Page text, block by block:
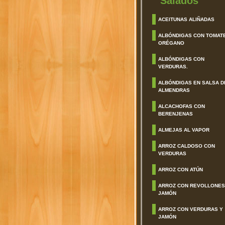
ACEITUNAS ALIÑADAS
ALBÓNDIGAS CON
ORÉGANO
ALBÓNDIGAS CON
VERDURAS.
ALBÓNDIGAS EN SALSA
ALMENDRAS
ALCACHOFAS CON
BERENJENAS
ALMEJAS AL VAPOR
ARROZ CALDOSO CON
VERDURAS
ARROZ CON ATÚN
ARROZ CON
JAMÓN
ARROZ CON VERDURAS Y
JAMÓN